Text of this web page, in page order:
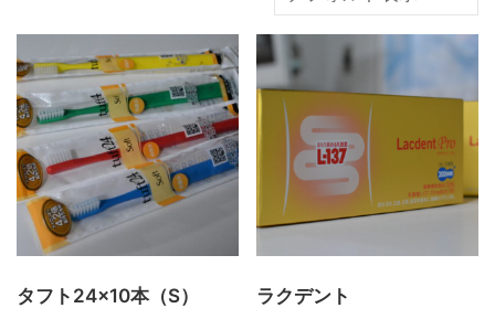
タフト24×10本（S） ラクデント